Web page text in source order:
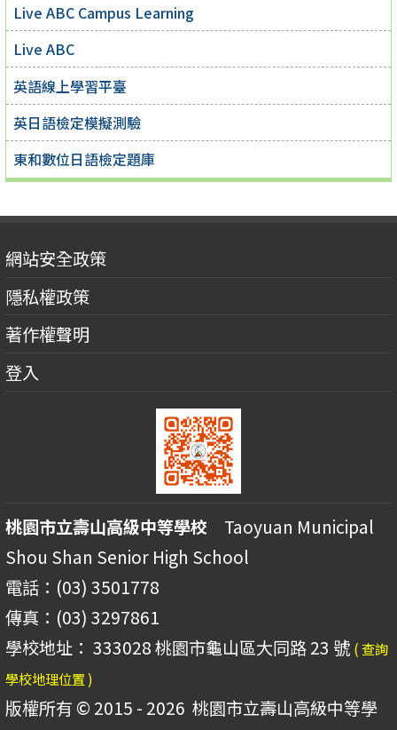
Live ABC Campus Learning
Live ABC
英語線上學習平臺
英日語檢定模擬測驗
東和數位日語檢定題庫
網站安全政策
隱私權政策
著作權聲明
登入
桃園市立壽山高級中等學校 Taoyuan Municipal
Shou Shan Senior High School
電話：(03) 3501778
傳真：(03) 3297861
學校地址： 333028 桃園市龜山區大同路 23 號 ( 查詢
學校地理位置 )
版權所有 © 2015 - 2026 桃園市立壽山高級中等學